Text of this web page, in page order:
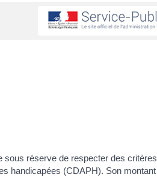
sous réserve de respecter des critères
handicapées (CDAPH). Son